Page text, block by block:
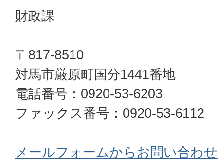
財政課
〒817-8510
対馬市厳原町国分1441番地
電話番号：0920-53-6203
ファックス番号：0920-53-6112
メールフォームからお問い合わ